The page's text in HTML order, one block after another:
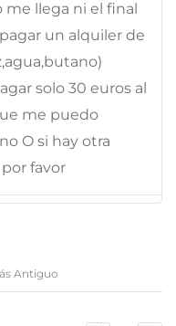
me llega ni el final
un alquiler de
solo 30 euros al
me puedo
O si hay otra
favor
Antiguo